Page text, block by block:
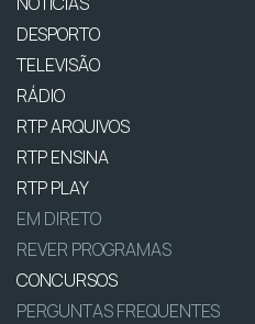
DESPORTO
TELEVISÃO
RÁDIO
RTP ARQUIVOS
RTP ENSINA
RTP PLAY
EM DIRETO
REVER PROGRAMAS
CONCURSOS
PERGUNTAS FREQUENTES